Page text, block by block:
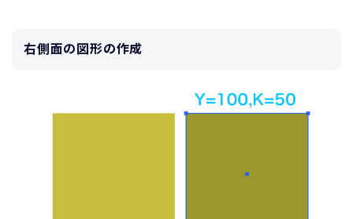
右側面の図形の作成